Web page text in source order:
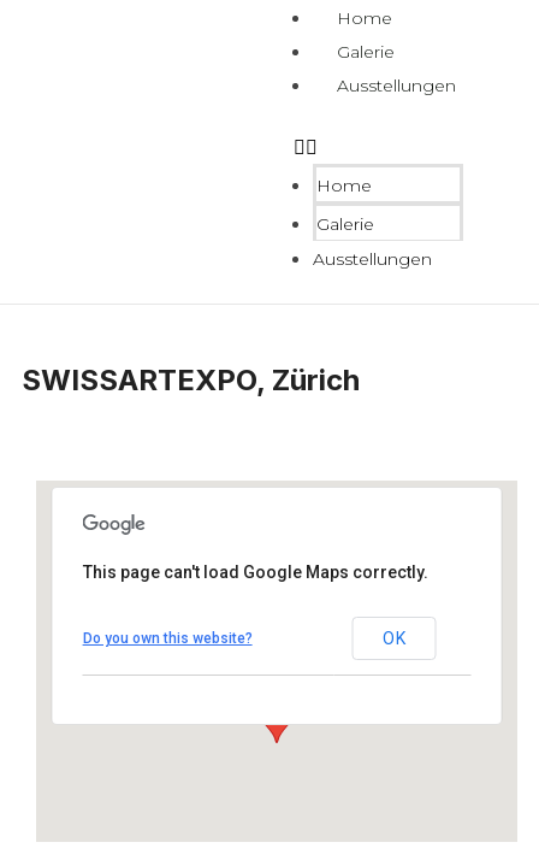
Home
Galerie
Ausstellungen
Home
Galerie
Ausstellungen
SWISSARTEXPO, Zürich
ARTBOX GALLERY, Zürich
Giessereistraße 1 - Zürich
This page can't load Google Maps correctly.
Do you own this website? OK